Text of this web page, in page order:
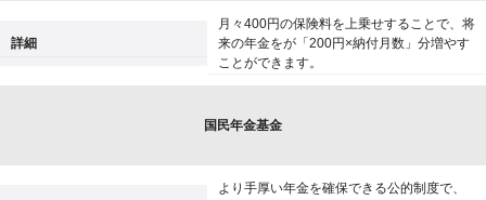
詳細
月々400円の保険料を上乗せすることで、将
来の年金をが「200円×納付月数」分増やす
ことができます。
国民年金基金
より手厚い年金を確保できる公的制度で、